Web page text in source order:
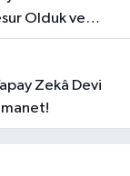
Olduk ve